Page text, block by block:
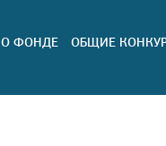
О ФОНДЕ ОБЩИЕ